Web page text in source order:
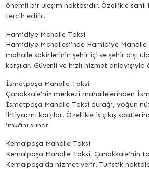
önemli bir ulaşım noktasıdır. Özellikle sahil
tercih edilir.
Hamidiye Mahalle Taksi
Hamidiye Mahallesi’nde Hamidiye Mahalle
mahalle sakinlerinin şehir içi ve şehir dışı
karşılar. Güvenli ve hızlı hizmet anlayışıyla
İsmetpaşa Mahalle Taksi
Çanakkale’nin merkezi mahallelerinden
İsmetpaşa Mahalle Taksi durağı, yoğun
ihtiyacını karşılar. Özellikle iş çıkış
imkânı sunar.
Kemalpaşa Mahalle Taksi
Kemalpaşa Mahalle Taksi, Çanakkale’nin
Kemalpaşa’da hizmet verir. Turistik